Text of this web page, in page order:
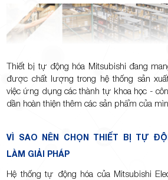
Thiết bị tự động hóa Mitsubishi đang
được chất lượng trong hệ thống sản
việc ứng dụng các thành tự khoa học -
dần hoàn thiện thêm các sản phẩm của
VÌ SAO NÊN CHỌN THIẾT BỊ TỰ
LÀM GIẢI PHÁP
Hệ thống tự động hóa của Mitsubishi